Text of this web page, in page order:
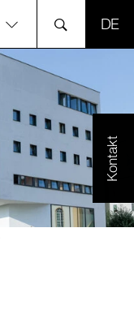
Kontakt